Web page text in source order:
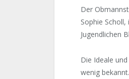
Der
Sophie
Jugendlichen
Die Ideale
wenig